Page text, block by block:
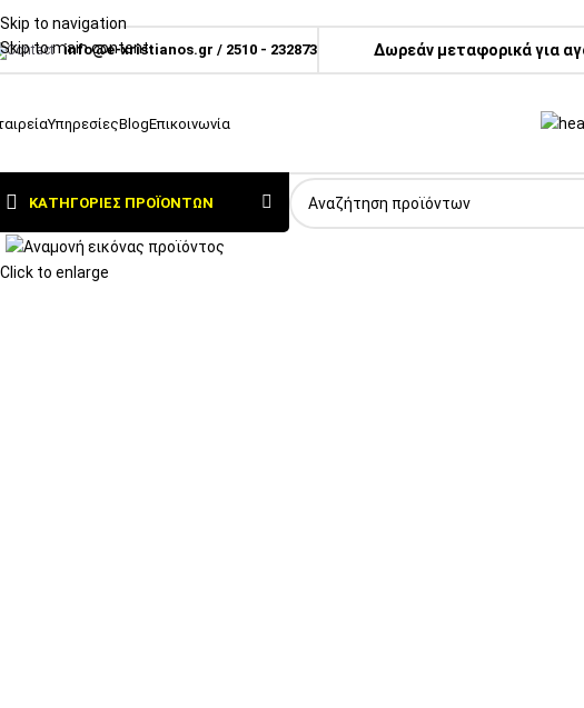
Skip to navigation
Skip to main content
info@e-xristianos.gr / 2510 - 232873 Δωρεάν μεταφορικά για
ΥπηρεσίεςBlogΕπικοινωνία
ΚΑΤΗΓΟΡΊΕΣ ΠΡΟΪΌΝΤΩΝ
Click to enlarge